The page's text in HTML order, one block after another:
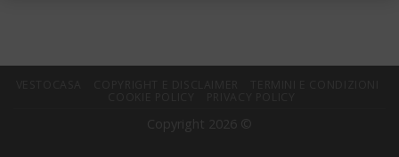
Copyright 2026 ©